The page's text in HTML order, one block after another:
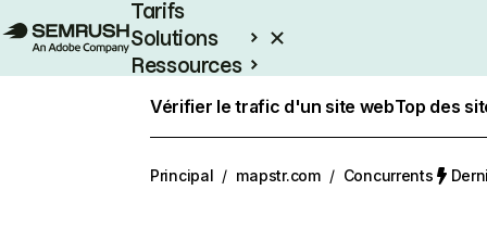
Tarifs
Solutions
Ressources
Vérifier le trafic d'un site webTop des
Principal / mapstr.com / Concurrents